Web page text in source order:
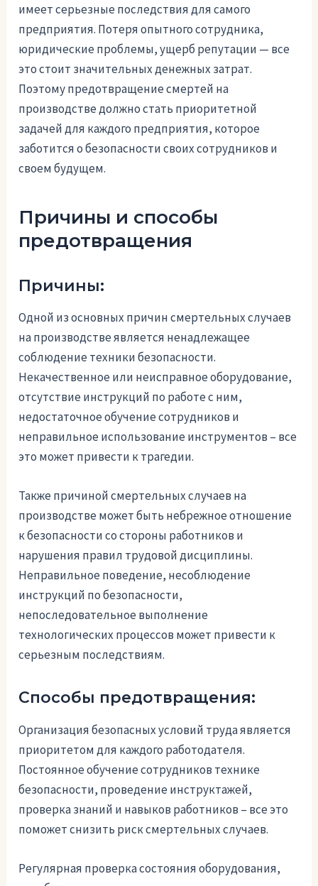
имеет серьезные последствия для самого
предприятия. Потеря опытного сотрудника,
юридические проблемы, ущерб репутации — все
это стоит значительных денежных затрат.
Поэтому предотвращение смертей на
производстве должно стать приоритетной
задачей для каждого предприятия, которое
заботится о безопасности своих сотрудников и
своем будущем.
Причины и способы
предотвращения
Причины:
Одной из основных причин смертельных случаев
на производстве является ненадлежащее
соблюдение техники безопасности.
Некачественное или неисправное оборудование,
отсутствие инструкций по работе с ним,
недостаточное обучение сотрудников и
неправильное использование инструментов – все
это может привести к трагедии.
Также причиной смертельных случаев на
производстве может быть небрежное отношение
к безопасности со стороны работников и
нарушения правил трудовой дисциплины.
Неправильное поведение, несоблюдение
инструкций по безопасности,
непоследовательное выполнение
технологических процессов может привести к
серьезным последствиям.
Способы предотвращения:
Организация безопасных условий труда является
приоритетом для каждого работодателя.
Постоянное обучение сотрудников технике
безопасности, проведение инструктажей,
проверка знаний и навыков работников – все это
поможет снизить риск смертельных случаев.
Регулярная проверка состояния оборудования,